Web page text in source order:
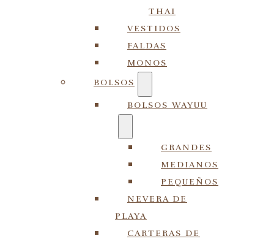
THAI
VESTIDOS
FALDAS
MONOS
BOLSOS
BOLSOS WAYUU
GRANDES
MEDIANOS
PEQUEÑOS
NEVERA DE
PLAYA
CARTERAS DE